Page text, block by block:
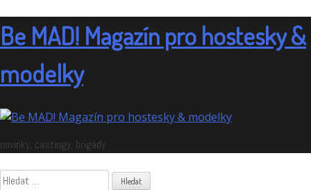
to
content
Be MAD! Magazín pro hostesky &
modelky
novinky, castingy, brigády
Vyhledávání